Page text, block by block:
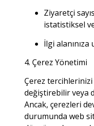
Ziyaretçi
istatistiksel
İlgi
4. Çerez Yönetimi
Çerez tercihlerinizi
değiştirebilir veya
Ancak, çerezleri
durumunda web